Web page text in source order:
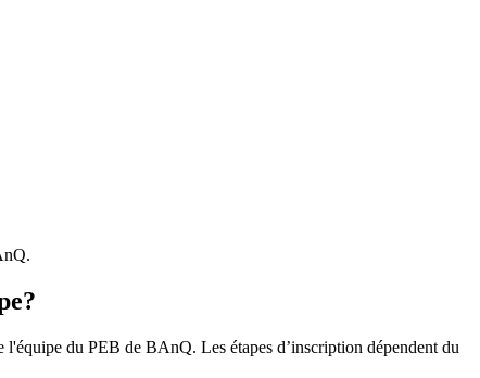
du PEB de BAnQ. Les étapes d’inscription dépendent du